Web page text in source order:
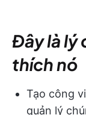
Đây là lý
thích nó
Tạo công
quản lý